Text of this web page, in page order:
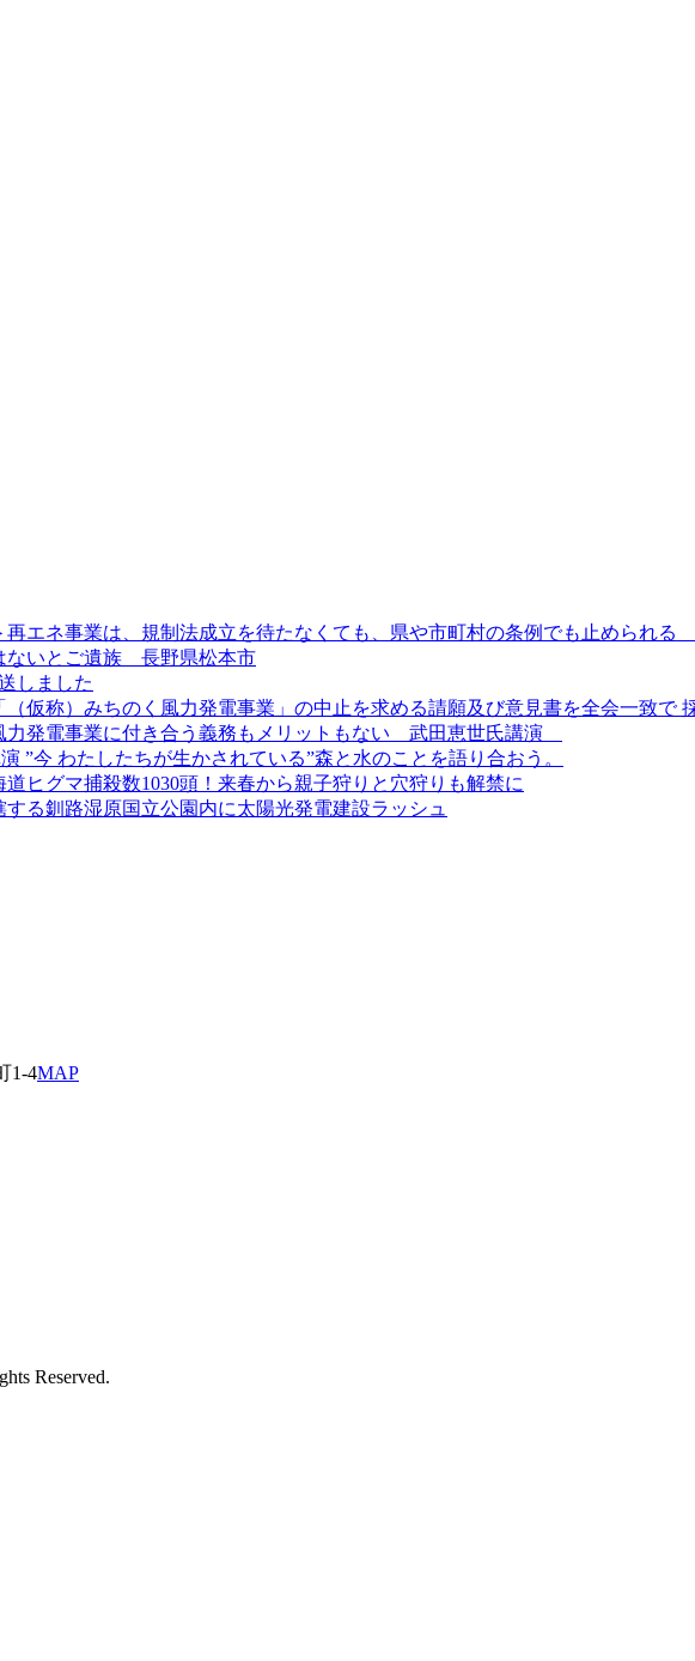
再エネ事業は、規制法成立を待たなくても、県や市町村の条例でも止められる
ないとご遺族 長野県松本市
しました
（仮称）みちのく風力発電事業」の中止を求める請願及び意見書を全会一致で
力発電事業に付き合う義務もメリットもない 武田恵世氏講演
”今 わたしたちが生かされている”森と水のことを語り合おう。
道ヒグマ捕殺数1030頭！来春から親子狩りと穴狩りも解禁に
する釧路湿原国立公園内に太陽光発電建設ラッシュ
1-4MAP
Reserved.